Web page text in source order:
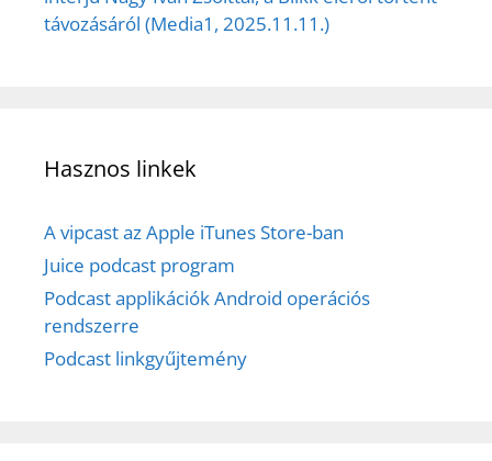
távozásáról (Media1, 2025.11.11.)
Hasznos linkek
A vipcast az Apple iTunes Store-ban
Juice podcast program
Podcast applikációk Android operációs
rendszerre
Podcast linkgyűjtemény